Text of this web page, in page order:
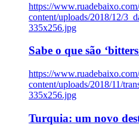
https://
content/uploads/2018/12/
335x256.jpg
Sabe o que são
https://
content/uploads/2018/11/
335x256.jpg
Turquia: um novo